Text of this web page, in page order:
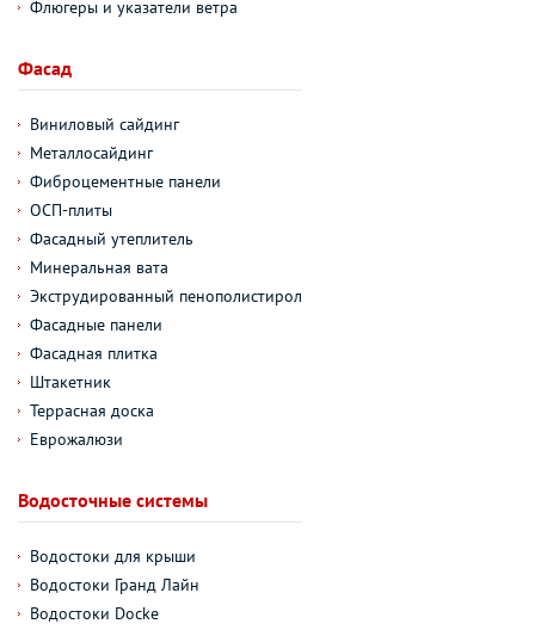
Флюгеры и указатели ветра
Фасад
Виниловый сайдинг
Металлосайдинг
Фиброцементные панели
ОСП-плиты
Фасадный утеплитель
Минеральная вата
Экструдированный пенополистирол
Фасадные панели
Фасадная плитка
Штакетник
Террасная доска
Еврожалюзи
Водосточные системы
Водостоки для крыши
Водостоки Гранд Лайн
Водостоки Docke